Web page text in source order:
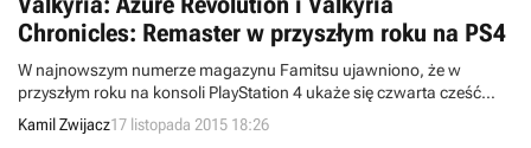
Chronicles: Remaster w przyszłym roku na PS4
W najnowszym numerze magazynu Famitsu ujawniono, że w
przyszłym roku na konsoli PlayStation 4 ukaże się czwarta cześć
serii Valkyria Chronicles, zatytułowana Valkyria: Azure Revolution.
Ponadto na rynku zadebiutuje też Valkyria Chronicles: Remaster.
Kamil Zwijacz17 listopada 2015 18:26